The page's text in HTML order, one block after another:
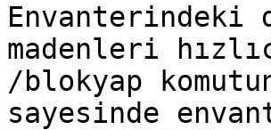
madenleri
/blokyap
sayesinde